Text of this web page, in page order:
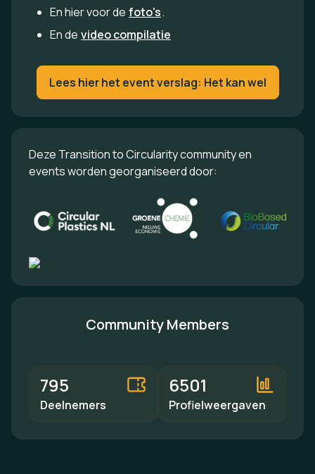
En hier voor de foto's.
En de video compilatie
Lees hier het event verslag: Het kan wel
Deze Transition to Circularity community en
events worden georganiseerd door:
Community Members
795
Deelnemers
6501
Profielweergaven